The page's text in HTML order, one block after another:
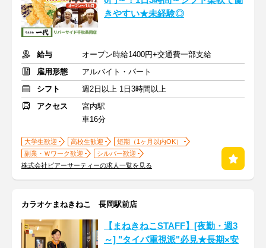
きやすい★未経験◎
給与
オープン時給1400円+交通費一部支給
雇用形態
アルバイト・パート
シフト
週2日以上 1日3時間以上
アクセス
宮内駅
車16分
大学生歓迎 高校生歓迎
短期（1ヶ月以内OK）
副業・Ｗワーク歓迎
シルバー歓迎
株式会社ピアーサーティーの求人一覧を見る
カラオケまねきねこ 長岡駅前店
【まねきねこSTAFF】[夜勤・週3
～] "タイパ重視派"必見★長期×安